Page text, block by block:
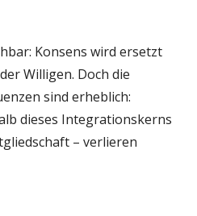
Konsens wird ersetzt
Willigen. Doch die
sind erheblich:
dieses Integrationskerns
– verlieren